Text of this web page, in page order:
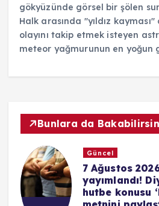
gökyüzünde görsel bir şölen
Halk arasında "yıldız
olayını takip etmek isteyen
meteor yağmurunun en yoğun
Bunlara da
Güncel
Hayırlı
En anlamlı,
ve ayetli